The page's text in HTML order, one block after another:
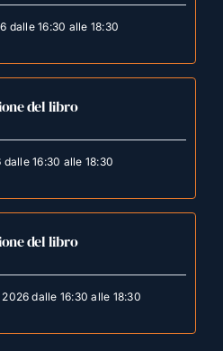
dalle 16:30 alle 18:30
del libro
16:30 alle 18:30
del libro
dalle 16:30 alle 18:30